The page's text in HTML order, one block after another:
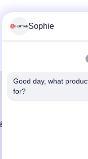
grande fornitore adesivo di
S in Cina
Sophie
Good day, what
for?